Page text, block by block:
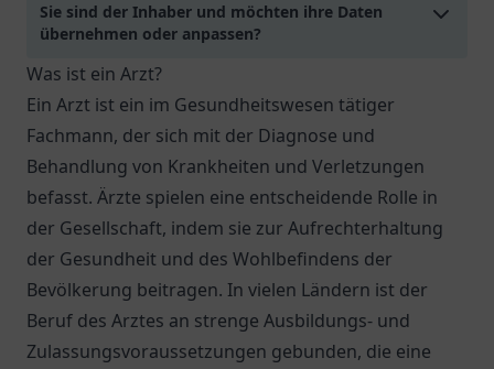
Sie sind der Inhaber und möchten ihre Daten
übernehmen oder anpassen?
Was ist ein Arzt?
Ein Arzt ist ein im Gesundheitswesen tätiger
Fachmann, der sich mit der Diagnose und
Behandlung von Krankheiten und Verletzungen
befasst. Ärzte spielen eine entscheidende Rolle in
der Gesellschaft, indem sie zur Aufrechterhaltung
der Gesundheit und des Wohlbefindens der
Bevölkerung beitragen. In vielen Ländern ist der
Beruf des Arztes an strenge Ausbildungs- und
Zulassungsvoraussetzungen gebunden, die eine